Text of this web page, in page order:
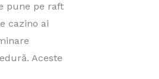
pune pe raft
cazino ai
Aceste